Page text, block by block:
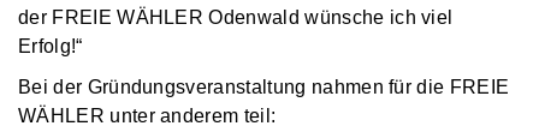
der FREIE WÄHLER Odenwald wünsche ich viel
Erfolg!“
Bei der Gründungsveranstaltung nahmen für die FREIE
WÄHLER unter anderem teil: